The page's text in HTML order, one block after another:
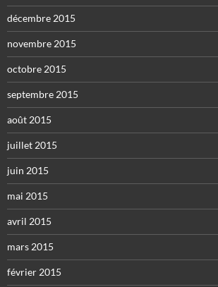
décembre 2015
novembre 2015
octobre 2015
septembre 2015
août 2015
juillet 2015
juin 2015
mai 2015
avril 2015
mars 2015
février 2015